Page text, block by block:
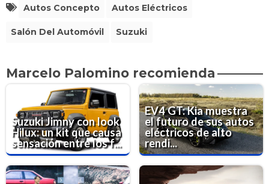
Autos Concepto Autos Eléctricos
Salón Del Automóvil Suzuki
Marcelo Palomino recomienda
Suzuki Jimny con look
Hilux: un kit que causa
sensación entre los f...
EV4 GT: Kia muestra
el futuro de sus autos
eléctricos de alto
rendi...